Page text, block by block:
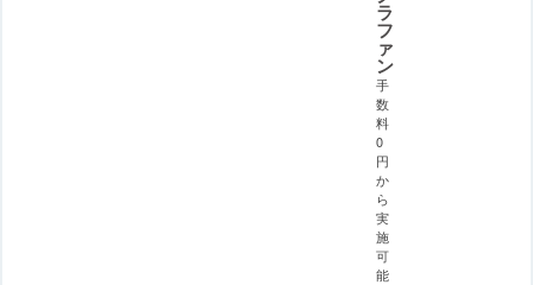
ラ
フ
ァ
ン
手
数
料
0
円
か
ら
実
施
可
能